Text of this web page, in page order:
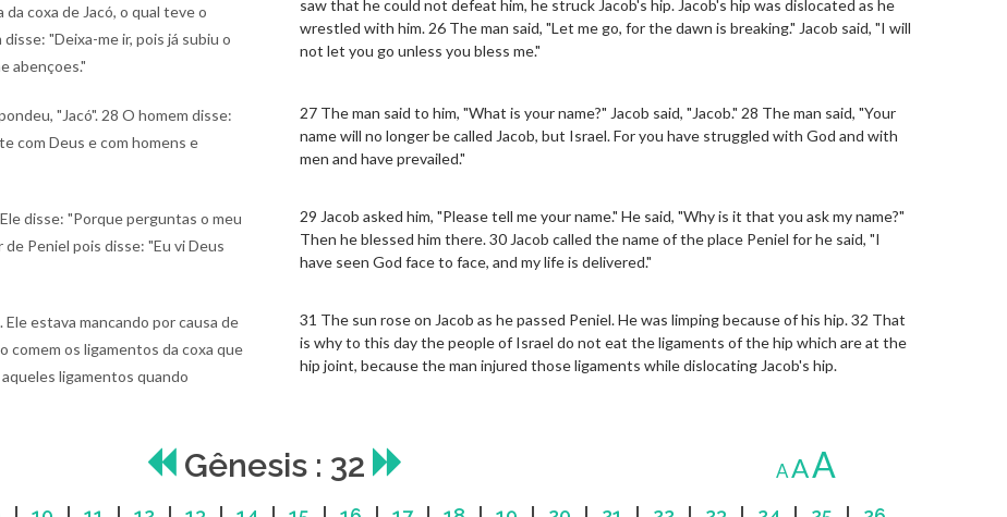
coxa de Jacó, o qual teve o
"Deixa-me ir, pois já subiu o
abençoes."
saw that he could not defeat him, he struck Jacob's hip. Jacob's hip was dislocated as he
wrestled with him. 26 The man said, "Let me go, for the dawn is breaking." Jacob said, "I will
not let you go unless you bless me."
"Jacó". 28 O homem disse:
com Deus e com homens e
27 The man said to him, "What is your name?" Jacob said, "Jacob." 28 The man said, "Your
name will no longer be called Jacob, but Israel. For you have struggled with God and with
men and have prevailed."
disse: "Porque perguntas o meu
de Peniel pois disse: "Eu vi Deus
29 Jacob asked him, "Please tell me your name." He said, "Why is it that you ask my name?"
Then he blessed him there. 30 Jacob called the name of the place Peniel for he said, "I
have seen God face to face, and my life is delivered."
estava mancando por causa de
comem os ligamentos da coxa que
ligamentos quando
31 The sun rose on Jacob as he passed Peniel. He was limping because of his hip. 32 That
is why to this day the people of Israel do not eat the ligaments of the hip which are at the
hip joint, because the man injured those ligaments while dislocating Jacob's hip.
Gênesis : 32 AAA